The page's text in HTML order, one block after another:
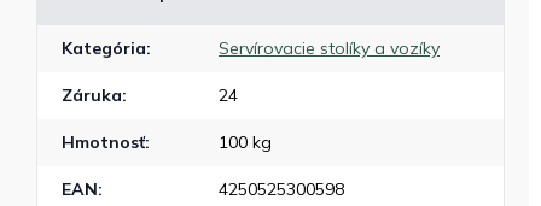
Kategória: Servírovacie stolíky a vozíky
Záruka: 24
Hmotnosť: 100 kg
EAN: 4250525300598